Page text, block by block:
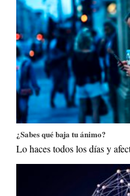
¿Sabes qué baja tu ánimo?
Lo haces todos los días y